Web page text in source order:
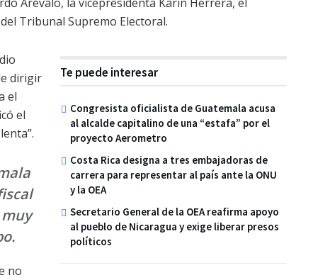
Arévalo, la vicepresidenta Karin Herrera, el
Tribunal Supremo Electoral.
Te puede interesar
Congresista oficialista de Guatemala acusa
al alcalde capitalino de una “estafa” por el
proyecto Aerometro
Costa Rica designa a tres embajadoras de
carrera para representar al país ante la ONU
y la OEA
Secretario General de la OEA reafirma apoyo
al pueblo de Nicaragua y exige liberar presos
políticos
dirigir
el
el
no